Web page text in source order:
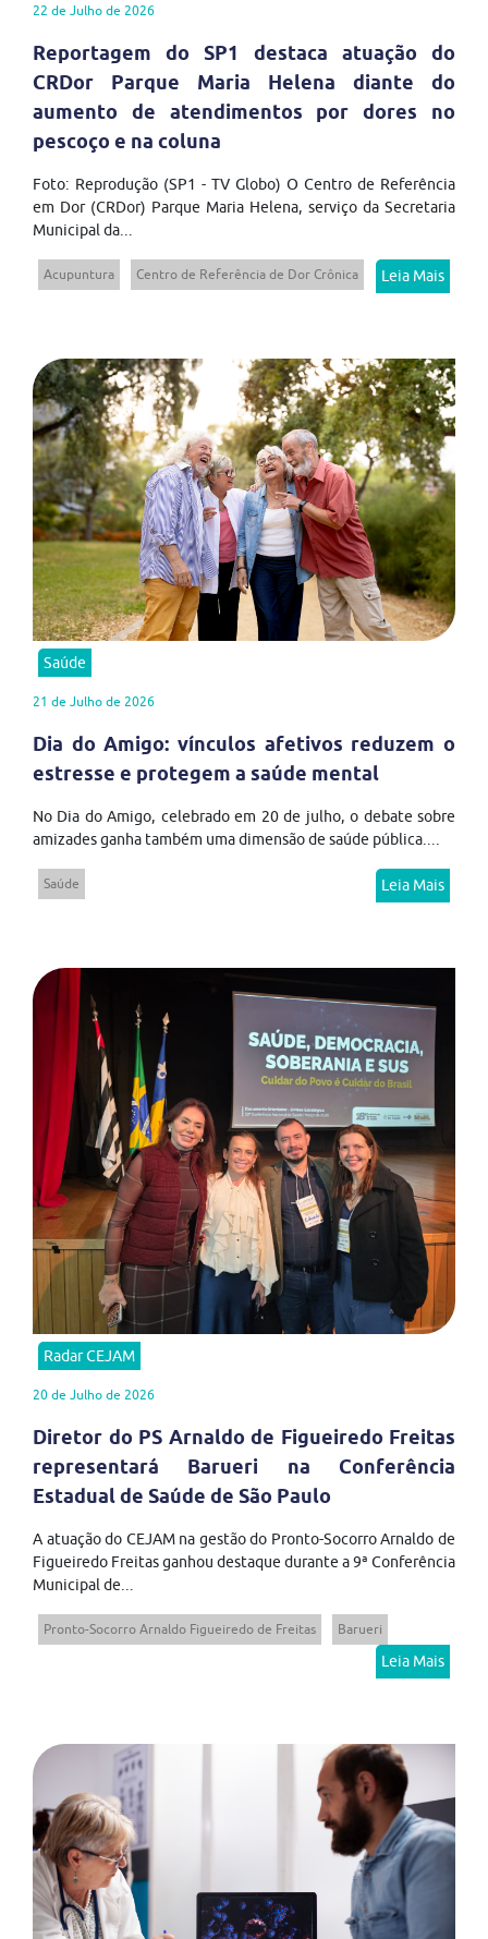
22 de Julho de 2026
Reportagem do SP1 destaca atuação do
CRDor Parque Maria Helena diante do
aumento de atendimentos por dores no
pescoço e na coluna
Foto: Reprodução (SP1 - TV Globo) O Centro de Referência
em Dor (CRDor) Parque Maria Helena, serviço da Secretaria
Municipal da...
Acupuntura Centro de Referência de Dor Crônica Leia Mais
Saúde
21 de Julho de 2026
Dia do Amigo: vínculos afetivos reduzem o
estresse e protegem a saúde mental
No Dia do Amigo, celebrado em 20 de julho, o debate sobre
amizades ganha também uma dimensão de saúde pública....
Saúde Leia Mais
Radar CEJAM
20 de Julho de 2026
Diretor do PS Arnaldo de Figueiredo Freitas
representará Barueri na Conferência
Estadual de Saúde de São Paulo
A atuação do CEJAM na gestão do Pronto-Socorro Arnaldo de
Figueiredo Freitas ganhou destaque durante a 9ª Conferência
Municipal de...
Pronto-Socorro Arnaldo Figueiredo de Freitas Barueri
Leia Mais